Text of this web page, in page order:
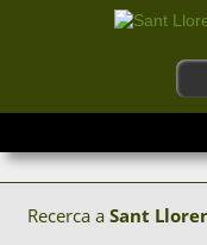
Recerca a Sant